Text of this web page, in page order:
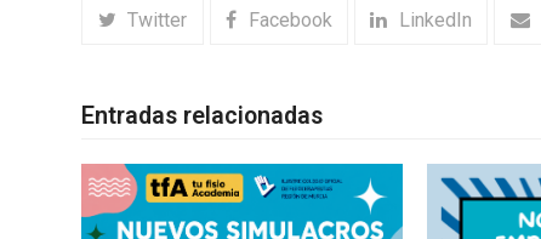
Twitter Facebook LinkedIn
Entradas relacionadas